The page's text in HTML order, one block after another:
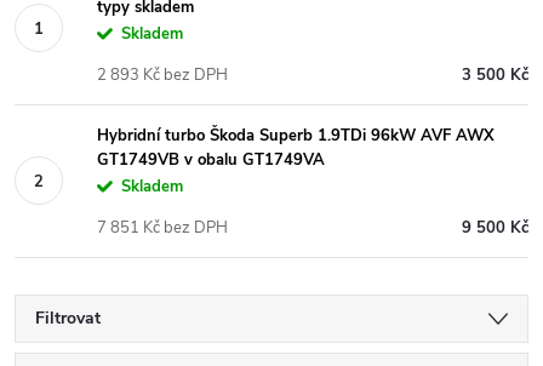
typy skladem
Skladem
3 500 Kč
2 893 Kč bez DPH
Hybridní turbo Škoda Superb 1.9TDi 96kW AVF AWX
GT1749VB v obalu GT1749VA
Skladem
9 500 Kč
7 851 Kč bez DPH
Filtrovat